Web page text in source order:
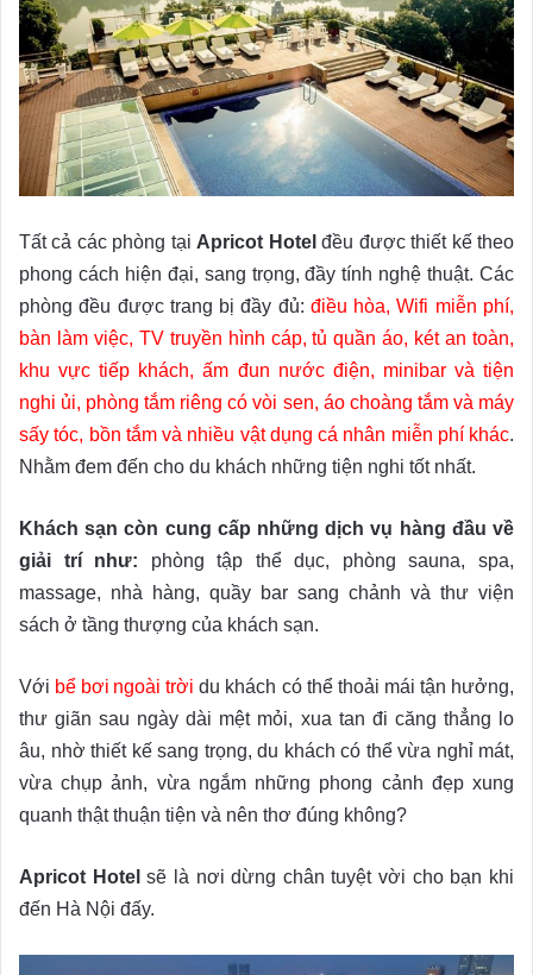
Tất cả các phòng tại Apricot Hotel đều được thiết kế theo
phong cách hiện đại, sang trọng, đầy tính nghệ thuật. Các
phòng đều được trang bị đầy đủ: điều hòa, Wifi miễn phí,
bàn làm việc, TV truyền hình cáp, tủ quần áo, két an toàn,
khu vực tiếp khách, ấm đun nước điện, minibar và tiện
nghi ủi, phòng tắm riêng có vòi sen, áo choàng tắm và máy
sấy tóc, bồn tắm và nhiều vật dụng cá nhân miễn phí khác.
Nhằm đem đến cho du khách những tiện nghi tốt nhất.
Khách sạn còn cung cấp những dịch vụ hàng đầu về
giải trí như: phòng tập thể dục, phòng sauna, spa,
massage, nhà hàng, quầy bar sang chảnh và thư viện
sách ở tầng thượng của khách sạn.
Với bể bơi ngoài trời du khách có thể thoải mái tận hưởng,
thư giãn sau ngày dài mệt mỏi, xua tan đi căng thẳng lo
âu, nhờ thiết kế sang trọng, du khách có thể vừa nghỉ mát,
vừa chụp ảnh, vừa ngắm những phong cảnh đẹp xung
quanh thật thuận tiện và nên thơ đúng không?
Apricot Hotel sẽ là nơi dừng chân tuyệt vời cho bạn khi
đến Hà Nội đấy.